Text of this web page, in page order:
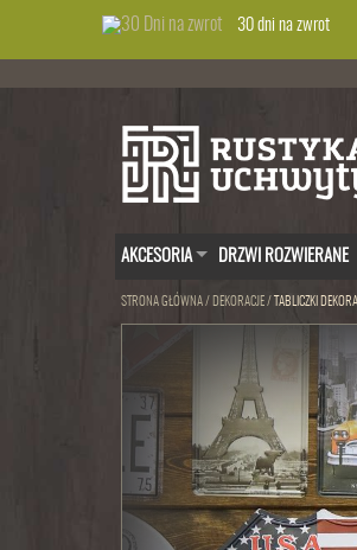
30 dni na zwrot
AKCESORIA DRZWI ROZWIERANE
STRONA GŁÓWNA/ DEKORACJE/ TABLICZKI